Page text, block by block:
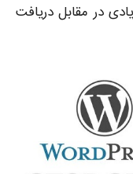
در مقابل دریافت